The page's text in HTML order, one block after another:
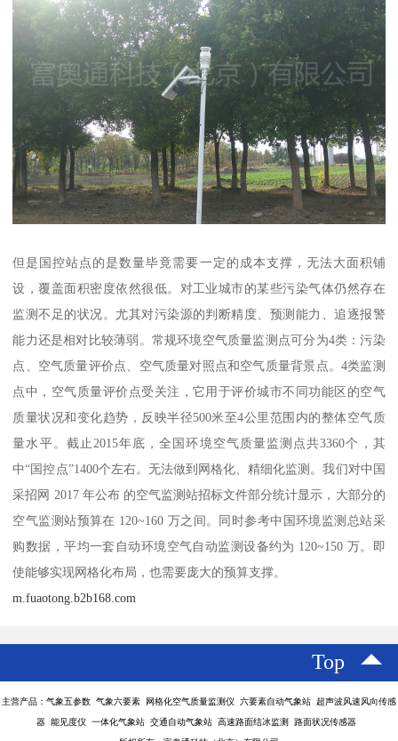
但是国控站点的是数量毕竟需要一定的成本支撑，无法大面积铺
设，覆盖面积密度依然很低。对工业城市的某些污染气体仍然存在
监测不足的状况。尤其对污染源的判断精度、预测能力、追逐报警
能力还是相对比较薄弱。常规环境空气质量监测点可分为4类：污染
点、空气质量评价点、空气质量对照点和空气质量背景点。4类监测
点中，空气质量评价点受关注，它用于评价城市不同功能区的空气
质量状况和变化趋势，反映半径500米至4公里范围内的整体空气质
量水平。截止2015年底，全国环境空气质量监测点共3360个，其
中“国控点”1400个左右。无法做到网格化、精细化监测。我们对中国
采招网 2017 年公布 的空气监测站招标文件部分统计显示，大部分的
空气监测站预算在 120~160 万之间。同时参考中国环境监测总站采
购数据，平均一套自动环境空气自动监测设备约为 120~150 万。即
使能够实现网格化布局，也需要庞大的预算支撑。
m.fuaotong.b2b168.com
Top
主营产品：气象五参数 气象六要素 网格化空气质量监测仪 六要素自动气象站 超声波风速风向传感
器 能见度仪 一体化气象站 交通自动气象站 高速路面结冰监测 路面状况传感器